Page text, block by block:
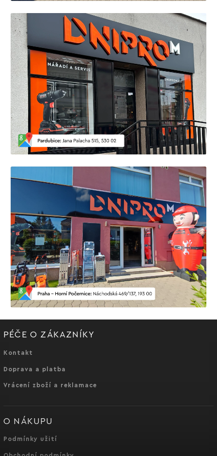
PÉČE O ZÁKAZNÍKY
Kontakt
Doprava a platba
Vrácení zboží a reklamace
O NÁKUPU
Podmínky užití